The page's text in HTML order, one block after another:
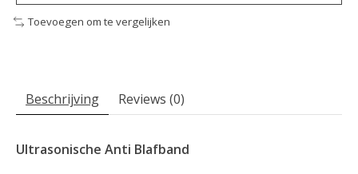
Toevoegen om te vergelijken
Beschrijving Reviews (0)
Ultrasonische Anti Blafband